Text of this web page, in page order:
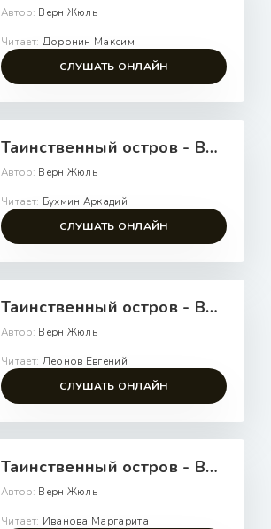
Автор: Верн Жюль
Читает: Доронин Максим
СЛУШАТЬ ОНЛАЙН
Таинственный остров - Верн Жюль
Автор: Верн Жюль
Читает: Бухмин Аркадий
СЛУШАТЬ ОНЛАЙН
Таинственный остров - Верн Жюль
Автор: Верн Жюль
Читает: Леонов Евгений
СЛУШАТЬ ОНЛАЙН
Таинственный остров - Верн Жюль
Автор: Верн Жюль
Читает: Иванова Маргарита